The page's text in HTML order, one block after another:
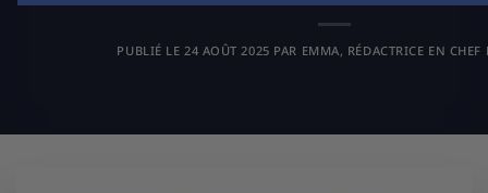
PUBLIÉ LE 24 AOÛT 2025 PAR EMMA, RÉDACTRICE EN CHEF